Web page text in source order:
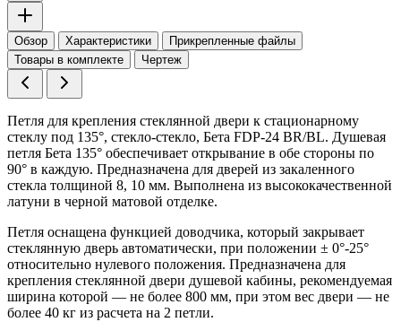
Обзор Характеристики
Прикрепленные файлы
Товары в комплекте
Чертеж
Петля для крепления стеклянной двери к стационарному
стеклу под 135°, стекло-стекло, Бета FDP-24 BR/BL. Душевая
петля Бета 135° обеспечивает открывание в обе стороны по
90° в каждую. Предназначена для дверей из закаленного
стекла толщиной 8, 10 мм. Выполнена из высококачественной
латуни в черной матовой отделке.
Петля оснащена функцией доводчика, который закрывает
стеклянную дверь автоматически, при положении ± 0°-25°
относительно нулевого положения. Предназначена для
крепления стеклянной двери душевой кабины, рекомендуемая
ширина которой — не более 800 мм, при этом вес двери — не
более 40 кг из расчета на 2 петли.